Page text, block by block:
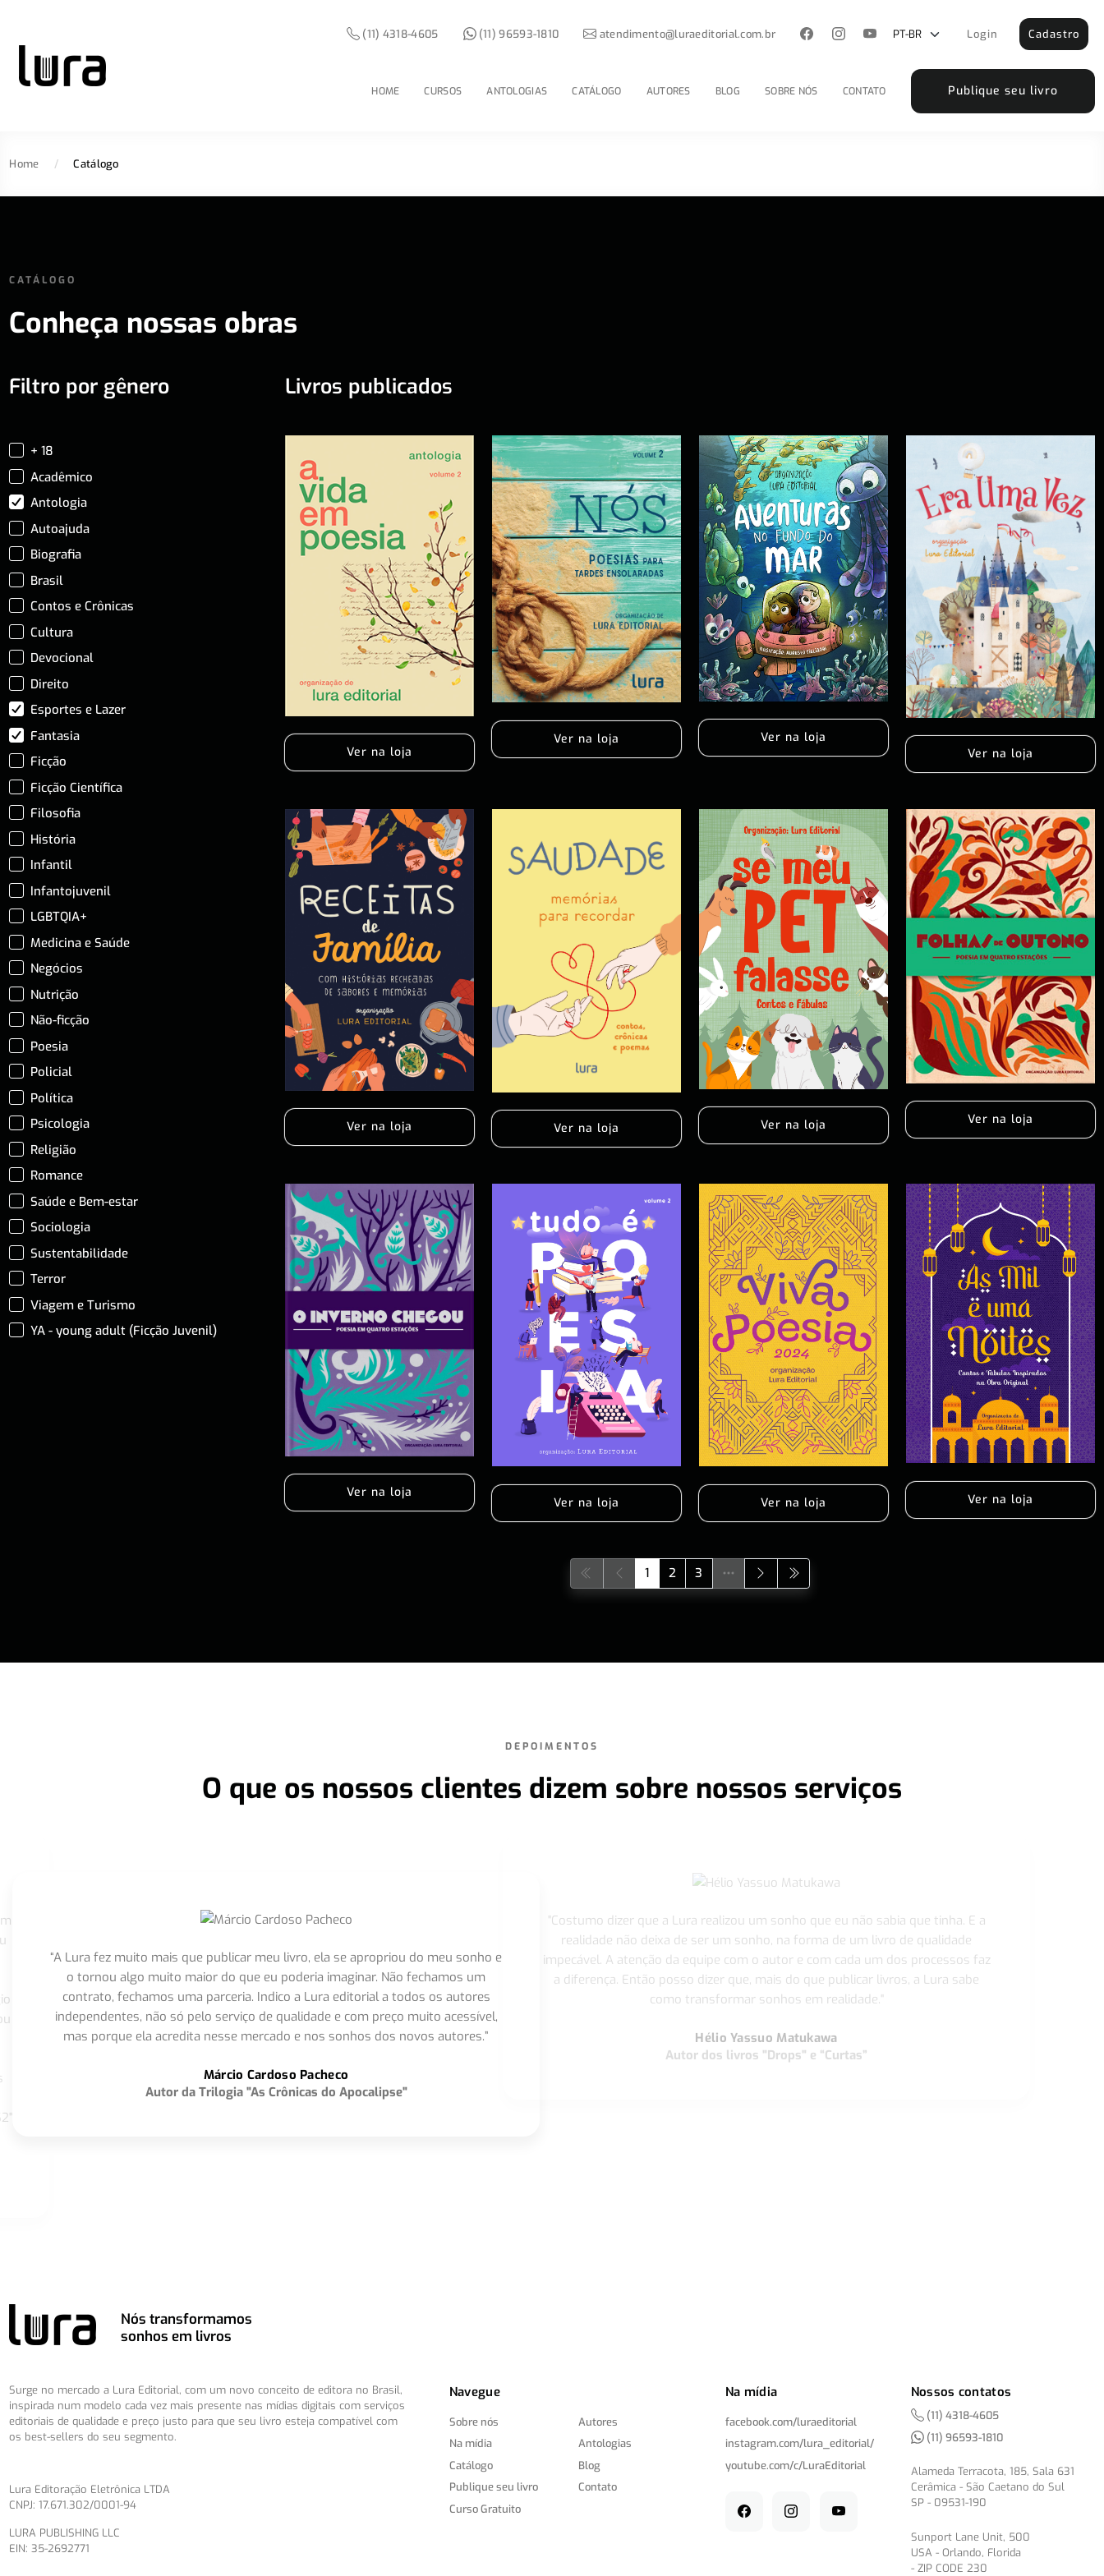
HOME CURSOS ANTOLOGIAS CATÁLOGO AUTORES BLOG SOBRE NÓS CONTATO Publique seu livro
(11) 4318-4605 (11) 96593-1810 atendimento@luraeditorial.com.br Login Cadastro
Home / Catálogo
CATÁLOGO
Conheça nossas obras
Filtro por gênero
+ 18
Acadêmico
Antologia
Autoajuda
Biografia
Brasil
Contos e Crônicas
Cultura
Devocional
Direito
Esportes e Lazer
Fantasia
Ficção
Ficção Científica
Filosofia
História
Infantil
Infantojuvenil
LGBTQIA+
Medicina e Saúde
Negócios
Nutrição
Não-ficção
Poesia
Policial
Política
Psicologia
Religião
Romance
Saúde e Bem-estar
Sociologia
Sustentabilidade
Terror
Viagem e Turismo
YA - young adult (Ficção Juvenil)
Livros publicados
Ver na loja
Ver na loja
Ver na loja
Ver na loja
Ver na loja Ver na loja Ver na loja Ver na loja
Ver na loja
Ver na loja Ver na loja Ver na loja
1 2 3
DEPOIMENTOS
O que os nossos clientes dizem sobre nossos serviços
“A Lura fez muito mais que publicar meu livro, ela se apropriou do meu sonho e
o tornou algo muito maior do que eu poderia imaginar. Não fechamos um
contrato, fechamos uma parceria. Indico a Lura editorial a todos os autores
independentes, não só pelo serviço de qualidade e com preço muito acessível,
mas porque ela acredita nesse mercado e nos sonhos dos novos autores.”
Márcio Cardoso Pacheco
Autor da Trilogia "As Crônicas do Apocalipse"
"Costumo dizer que a Lura realizou um sonho que eu não sabia que tinha. E a
realidade não deixa de ser um sonho, na forma de um livro de qualidade
impecável. A atenção da equipe com o autor e com cada um dos processos faz
a diferença. Então posso dizer que, mais do que publicar livros, a Lura sabe
como transformar sonhos em realidade."
Hélio Yassuo Matukawa
Autor dos livros "Drops" e “Curtas”
Nós transformamos
sonhos em livros
Surge no mercado a Lura Editorial, com um novo conceito de editora no Brasil,
inspirada num modelo cada vez mais presente nas mídias digitais com serviços
editoriais de qualidade e preço justo para que seu livro esteja compatível com
os best-sellers do seu segmento.
Lura Editoração Eletrônica LTDA
CNPJ: 17.671.302/0001-94
LURA PUBLISHING LLC
EIN: 35-2692771
Navegue
Sobre nós
Na mídia
Catálogo
Publique seu livro
Curso Gratuito
Autores
Antologias
Blog
Contato
Na mídia
facebook.com/luraeditorial
instagram.com/lura_editorial/
youtube.com/c/LuraEditorial
Nossos contatos
(11) 4318-4605
(11) 96593-1810
Alameda Terracota, 185, Sala 631
Cerâmica - São Caetano do Sul
SP - 09531-190
Sunport Lane Unit, 500
USA - Orlando, Florida
- ZIP CODE 230